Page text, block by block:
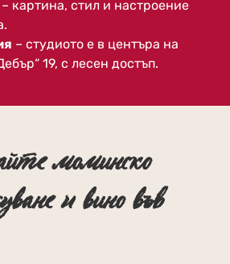
– картина, стил и настроение
– студиото е в центъра на
19, с лесен достъп.
моминско
и вино във